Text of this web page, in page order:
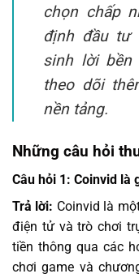
chọn chấp
định đầu tư
sinh lời bền
theo dõi
nền tảng.
Những câu hỏi
Câu hỏi 1: Coinvid là
Trả lời: Coinvid là
điện tử và trò chơi
tiền thông qua các
chơi game và